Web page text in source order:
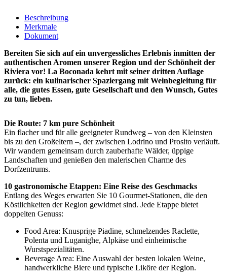
Beschreibung
Merkmale
Dokument
Bereiten Sie sich auf ein unvergessliches Erlebnis inmitten der
authentischen Aromen unserer Region und der Schönheit der
Riviera vor! La Boconada kehrt mit seiner dritten Auflage
zurück: ein kulinarischer Spaziergang mit Weinbegleitung für
alle, die gutes Essen, gute Gesellschaft und den Wunsch, Gutes
zu tun, lieben.
Die Route: 7 km pure Schönheit
Ein flacher und für alle geeigneter Rundweg – von den Kleinsten
bis zu den Großeltern –, der zwischen Lodrino und Prosito verläuft.
Wir wandern gemeinsam durch zauberhafte Wälder, üppige
Landschaften und genießen den malerischen Charme des
Dorfzentrums.
10 gastronomische Etappen: Eine Reise des Geschmacks
Entlang des Weges erwarten Sie 10 Gourmet-Stationen, die den
Köstlichkeiten der Region gewidmet sind. Jede Etappe bietet
doppelten Genuss:
Food Area: Knusprige Piadine, schmelzendes Raclette,
Polenta und Luganighe, Alpkäse und einheimische
Wurstspezialitäten.
Beverage Area: Eine Auswahl der besten lokalen Weine,
handwerkliche Biere und typische Liköre der Region.